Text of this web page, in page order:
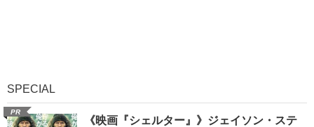
SPECIAL
PR
《映画『シェルター』》ジェイソン・ステ